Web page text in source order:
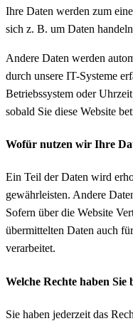
Ihre Daten werden zum
sich z. B. um Daten
Andere Daten werden
durch unsere IT-Systeme
Betriebssystem oder
sobald Sie diese Website
Wofür nutzen wir Ihre
Ein Teil der Daten wird
gewährleisten. Andere
Sofern über die Website
übermittelten Daten auch
verarbeitet.
Welche Rechte haben
Sie haben jederzeit das